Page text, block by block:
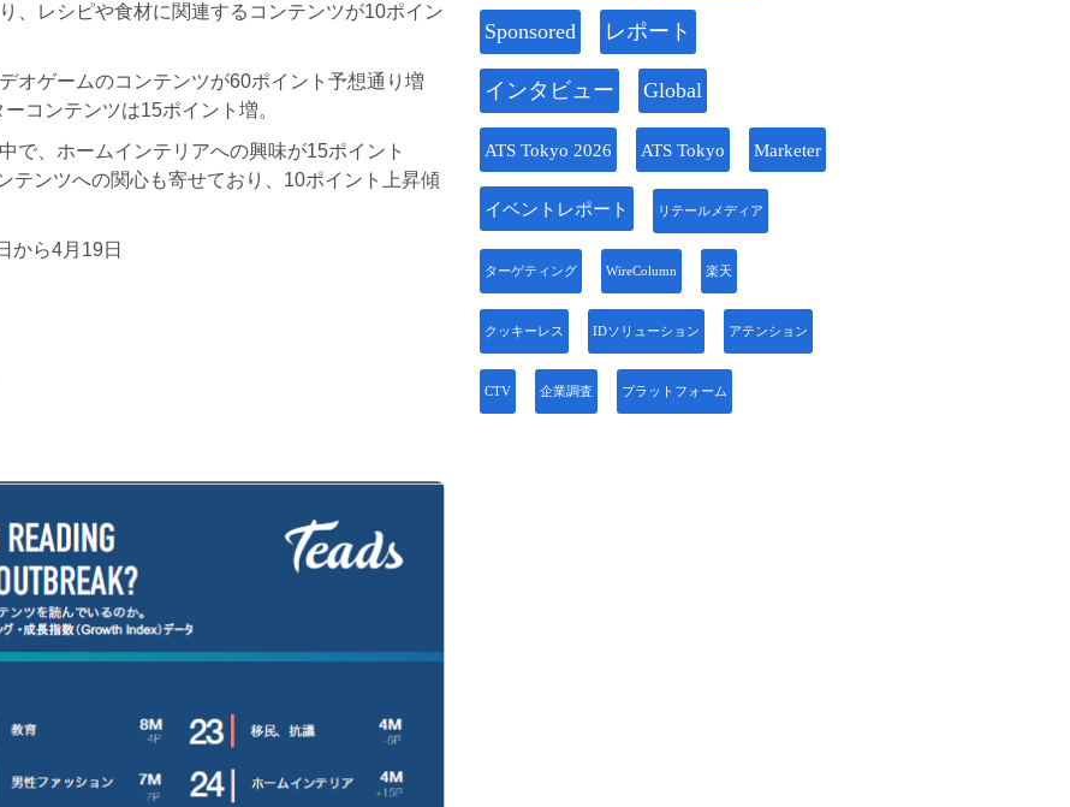
、レシピや⾷材に関連するコンテンツが10ポイン
オゲームのコンテンツが60ポイント予想通り増
コンテンツは15ポイント増。
で、ホームインテリアへの興味が15ポイント
テンツへの関⼼も寄せており、10ポイント上昇傾
から4⽉19⽇
Sponsored レポート
インタビュー Global
ATS Tokyo 2026 ATS Tokyo Marketer
イベントレポート リテールメディア
ターゲティング WireColumn 楽天
クッキーレス IDソリューション アテンション
CTV 企業調査 プラットフォーム